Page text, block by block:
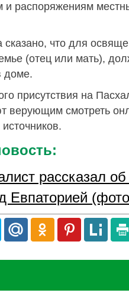
и распоряжениям
сказано, что для
(отец или мать),
доме.
присутствия на
верующим смотреть
рассказал
Евпаторией